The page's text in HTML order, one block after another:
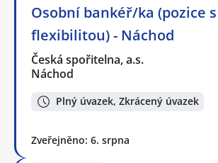
Osobní bankéř/ka (pozice s
flexibilitou) - Náchod
Česká spořitelna, a.s.
Náchod
Plný úvazek, Zkrácený úvazek
Zveřejněno: 6. srpna